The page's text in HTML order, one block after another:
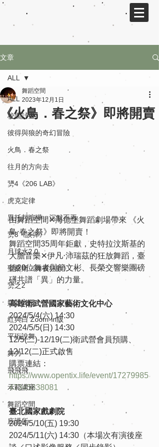
文章
ALL
校園計畫
彼得與狼的奇幻冒險
火鳥．春之祭
往月的方向去
勥4《206 LAB》
虎克定律
異托邦喧嘩．沉默不再
勥3《談彈》
月球水2.0
聖桑斯《舞夜狂歡》
勥之2
媒體入侵
紅與白 Zoom-in版
平珩說舞
舞力
飛飛飛
示範講座
舞蹈空間
庇護所
ALL
《火鳥．春之祭》即將開賣
舞蹈空間
2023年12月1日
由舞蹈空間✕海德堡舞蹈劇場帶來 《火
鳥‧春之祭》即將開賣！
舞蹈空間35周年鉅獻，史特拉汶斯基的
大膽音樂✕伊凡‧沛瑞茲的狂放舞蹈，臺
德20位舞者與簡文彬、長榮交響樂團磅
礡共譜「異」的力量。
高雄衛武營國家藝術文化中心
2024/5/4(六) 14:30
2024/5/5(日) 14:30
12/5(二)-12/19(二)衛武營會員預購、
12/12(二)正式啟售
購票連結：
https://www.opentix.life/event/17279985
47345838081
臺北國家戲劇院
2024/5/10(五) 19:30
2024/5/11(六) 14:30（本場次有演後座